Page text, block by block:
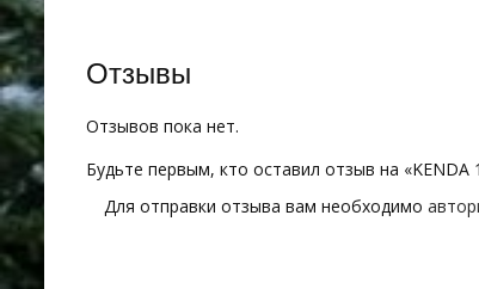
Отзывы
Отзывов пока нет.
Будьте первым, кто оставил отзыв на «KENDA
Для отправки отзыва вам необходимо